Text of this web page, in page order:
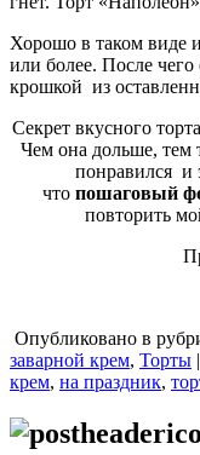
Хорошо в таком виде
или более. После чего
крошкой из
Секрет вкусного
Чем она дольше, тем
понравился и
что пошаговый
повторить
Опубликовано в
заварной крем, Торты |
крем, на праздник,